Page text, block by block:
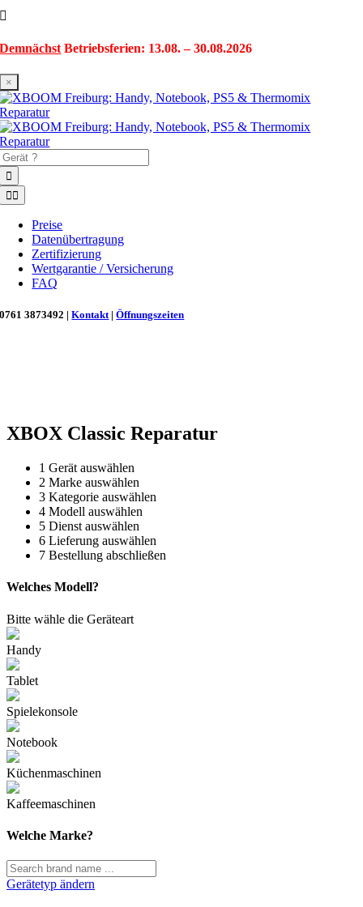
springen
Demnächst Betriebsferien: 13.08. – 30.08.2026
×
Toggle
Navigation
Preise
Datenübertragung
Zertifizierung
Wertgarantie / Versicherung
FAQ
0761 3873492 |Kontakt |Öffnungszeiten
XBOX Classic Reparatur
1 Gerät auswählen
2 Marke auswählen
3 Kategorie auswählen
4 Modell auswählen
5 Dienst auswählen
6 Lieferung auswählen
7 Bestellung abschließen
Welches Modell?
Bitte wähle die Geräteart
Handy
Tablet
Spielekonsole
Notebook
Küchenmaschinen
Kaffeemaschinen
Welche Marke?
Gerätetyp ändern